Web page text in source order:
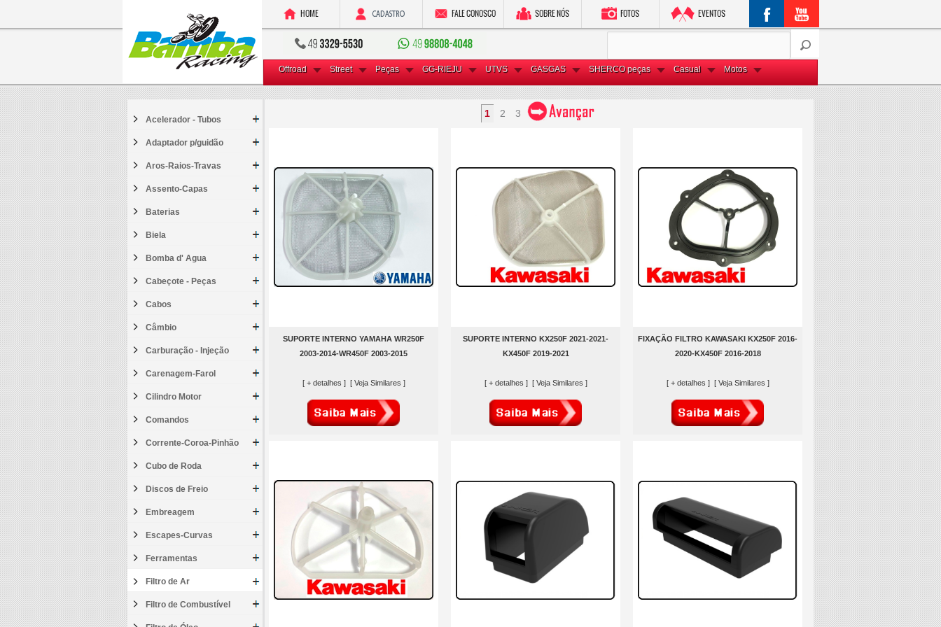
Offroad Street Peças GG-RIEJU UTVS GASGAS SHERCO peças Casual Motos
Acelerador - Tubos
Adaptador p/guidão
Aros-Raios-Travas
Assento-Capas
Baterias
Biela
Bomba d' Agua
Cabeçote - Peças
Cabos
Câmbio
Carburação - Injeção
Carenagem-Farol
Cilindro Motor
Comandos
Corrente-Coroa-Pinhão
Cubo de Roda
Discos de Freio
Embreagem
Escapes-Curvas
Ferramentas
Filtro de Ar
Filtro de Combustível
1 2 3
SUPORTE INTERNO YAMAHA WR250F
2003-2014-WR450F 2003-2015
[ + detalhes ] [ Veja Similares ]
SUPORTE INTERNO KX250F 2021-2021-
KX450F 2019-2021
[ + detalhes ] [ Veja Similares ]
FIXAÇÃO FILTRO KAWASAKI KX250F 2016-
2020-KX450F 2016-2018
[ + detalhes ] [ Veja Similares ]